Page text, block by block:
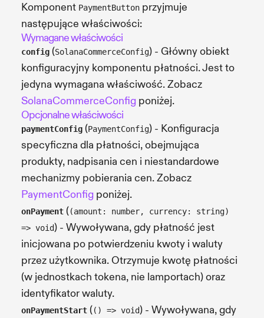
Komponent PaymentButton przyjmuje
następujące właściwości:
Wymagane właściwości
config (SolanaCommerceConfig) - Główny obiekt
konfiguracyjny komponentu płatności. Jest to
jedyna wymagana właściwość. Zobacz
SolanaCommerceConfig poniżej.
Opcjonalne właściwości
paymentConfig (PaymentConfig) - Konfiguracja
specyficzna dla płatności, obejmująca
produkty, nadpisania cen i niestandardowe
mechanizmy pobierania cen. Zobacz
PaymentConfig poniżej.
onPayment ((amount: number, currency: string)
=> void) - Wywoływana, gdy płatność jest
inicjowana po potwierdzeniu kwoty i waluty
przez użytkownika. Otrzymuje kwotę płatności
(w jednostkach tokena, nie lamportach) oraz
identyfikator waluty.
onPaymentStart (() => void) - Wywoływana, gdy